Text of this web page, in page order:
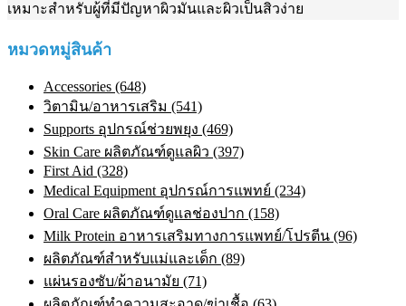
เหมาะสำหรับผู้ที่มีปัญหาผิวมันและผิวเป็นสิวง่าย
หมวดหมู่สินค้า
Accessories (648)
วิตามิน/อาหารเสริม (541)
Supports อุปกรณ์ช่วยพยุง (469)
Skin Care ผลิตภัณฑ์ดูแลผิว (397)
First Aid (328)
Medical Equipment อุปกรณ์การแพทย์ (234)
Oral Care ผลิตภัณฑ์ดูแลช่องปาก (158)
Milk Protein อาหารเสริมทางการแพทย์/โปรตีน (96)
ผลิตภัณฑ์สำหรับแม่และเด็ก (89)
แผ่นรองซับ/ผ้าอนามัย (71)